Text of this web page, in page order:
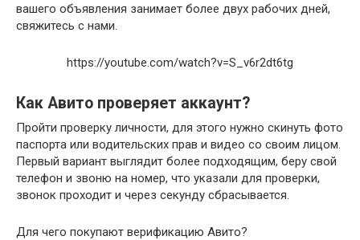
вашего объявления занимает более двух рабочих дней,
свяжитесь с нами.
https://youtube.com/watch?v=S_v6r2dt6tg
Как Авито проверяет аккаунт?
Пройти проверку личности, для этого нужно скинуть фото
паспорта или водительских прав и видео со своим лицом.
Первый вариант выглядит более подходящим, беру свой
телефон и звоню на номер, что указали для проверки,
звонок проходит и через секунду сбрасывается.
Для чего покупают верификацию Авито?